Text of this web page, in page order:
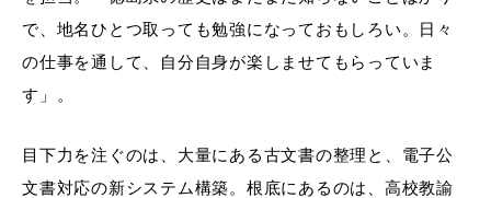
で、地名ひとつ取っても勉強になっておもしろい。日々
の仕事を通して、自分自身が楽しませてもらっていま
す」。
目下力を注ぐのは、大量にある古文書の整理と、電子公
文書対応の新システム構築。根底にあるのは、高校教諭